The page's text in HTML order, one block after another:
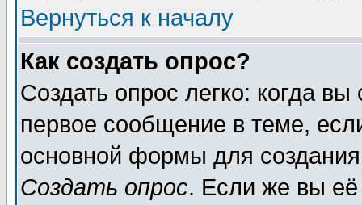
Вернуться к началу
Как создать опрос?
Создать опрос легко: когда
первое сообщение в теме,
основной формы для
Создать опрос. Если же вы её